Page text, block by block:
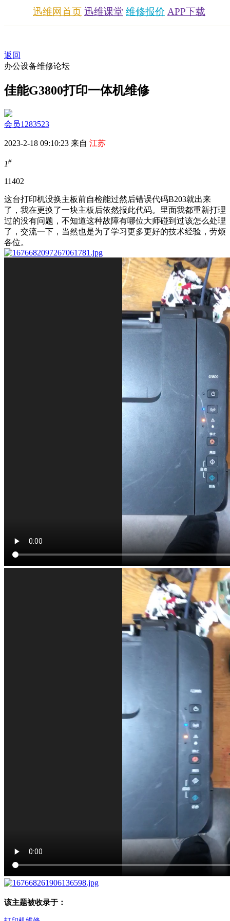
迅维网首页 迅维课堂 维修报价 APP下载
返回
办公设备维修论坛
佳能G3800打印一体机维修
会员1283523
2023-2-18 09:10:23 来自 江苏
1#
11402
这台打印机没换主板前自检能过然后错误代码B203就出来
了，我在更换了一块主板后依然报此代码。里面我都重新打理
过的没有问题，不知道这种故障有哪位大师碰到过该怎么处理
了，交流一下，当然也是为了学习更多更好的技术经验，劳烦
各位。
该主题被收录于：